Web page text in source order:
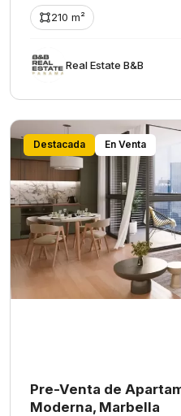
210 m²
Rеаl Еstаtе В&В
Destacada En Venta
Pre-Venta de
Moderna, Marbella